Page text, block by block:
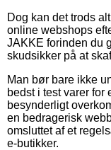
Dog kan det trods
online webshops
JAKKE forinden du
skudsikker på at
Man bør bare ikke
bedst i test varer for
besynderligt
en bedragerisk
omsluttet af et
e-butikker.